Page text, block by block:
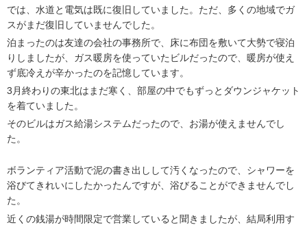
では、水道と電気は既に復旧していました。ただ、多くの地域でガ
スがまだ復旧していませんでした。
泊まったのは友達の会社の事務所で、床に布団を敷いて大勢で寝泊
りしましたが、ガス暖房を使っていたビルだったので、暖房が使え
ず底冷えが辛かったのを記憶しています。
3月終わりの東北はまだ寒く、部屋の中でもずっとダウンジャケット
を着ていました。
そのビルはガス給湯システムだったので、お湯が使えませんでし
た。
ボランティア活動で泥の書き出しして汚くなったので、シャワーを
浴びてきれいにしたかったんですが、浴びることができませんでし
た。
近くの銭湯が時間限定で営業していると聞きましたが、結局利用す